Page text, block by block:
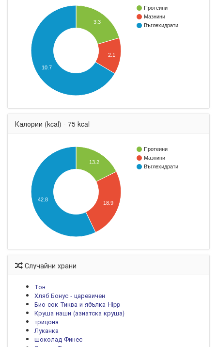
Протеини
Мазнини
Въглехидрати
3.3
2.1
10.7
Калории (kcal) - 75 kcal
Протеини
Мазнини
Въглехидрати
13.2
18.9
42.8
Случайни храни
Тон
Хляб Бонус - царевичен
Био сок Тиква и ябълка Hipp
Круша наши (азиатска круша)
трицона
Луканка
шоколад Финес